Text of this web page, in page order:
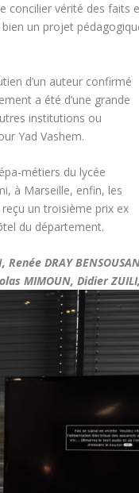
concilier vérité des faits
un projet
d’un auteur confirmé
a été d’une grande
institutions ou
Yad Vashem.
métiers du lycée
à Marseille, enfin, les
un troisième prix ex
du département.
DRAY
MIMOUN, Didier